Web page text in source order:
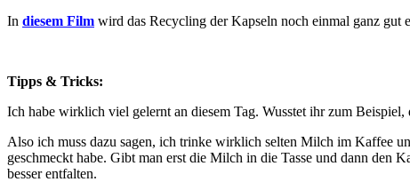
In diesem Film wird das Recycling der Kapseln noch einmal ganz gut
Tipps & Tricks:
Ich habe wirklich viel gelernt an diesem Tag. Wusstet ihr zum
Also ich muss dazu sagen, ich trinke wirklich selten Milch im Kaffee
geschmeckt habe. Gibt man erst die Milch in die Tasse und dann den
besser entfalten.